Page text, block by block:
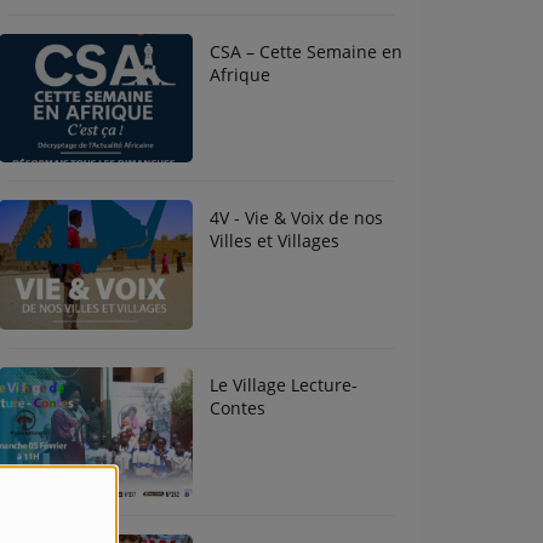
CSA – Cette Semaine en
Afrique
4V - Vie & Voix de nos
Villes et Villages
Le Village Lecture-
Contes